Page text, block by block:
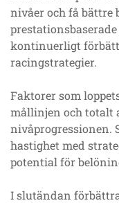
nivåer och få bättre
kontinuerligt
racingstrategier.
Faktorer som
mållinjen och totalt
nivåprogressionen.
hastighet med
potential för
I slutändan